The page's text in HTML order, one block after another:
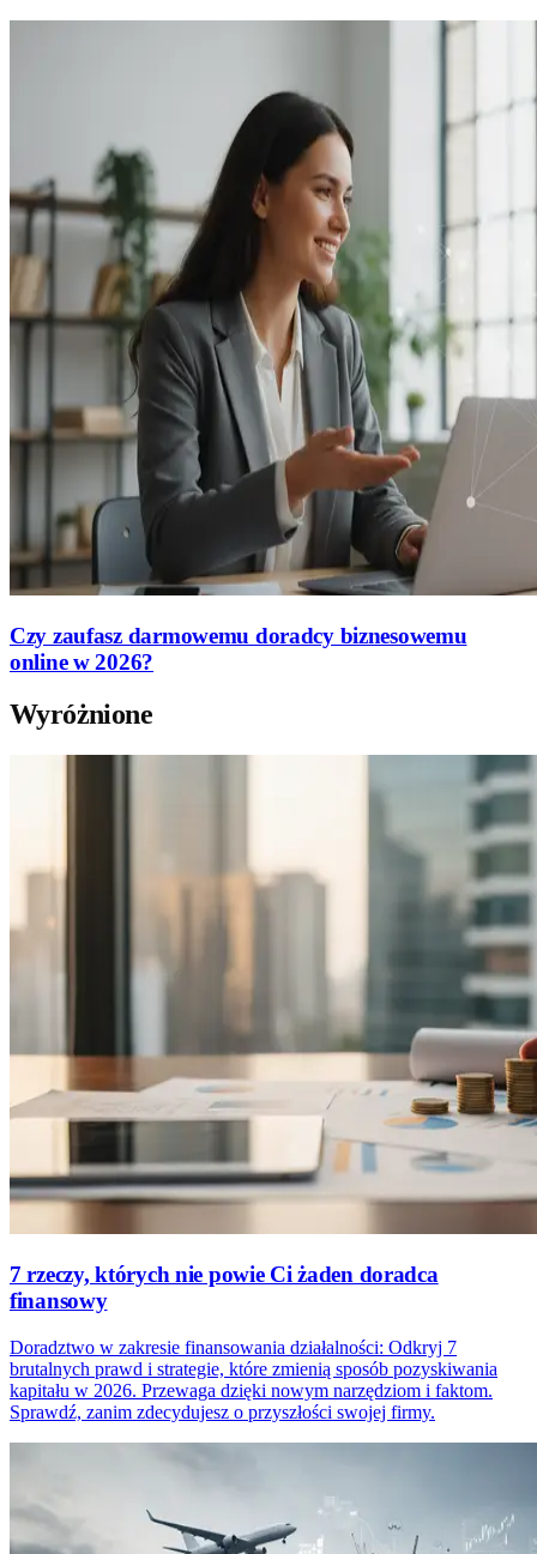
Czy zaufasz darmowemu doradcy biznesowemu
online w 2026?
Wyróżnione
7 rzeczy, których nie powie Ci żaden doradca
finansowy
Doradztwo w zakresie finansowania działalności: Odkryj 7
brutalnych prawd i strategie, które zmienią sposób pozyskiwania
kapitału w 2026. Przewaga dzięki nowym narzędziom i faktom.
Sprawdź, zanim zdecydujesz o przyszłości swojej firmy.